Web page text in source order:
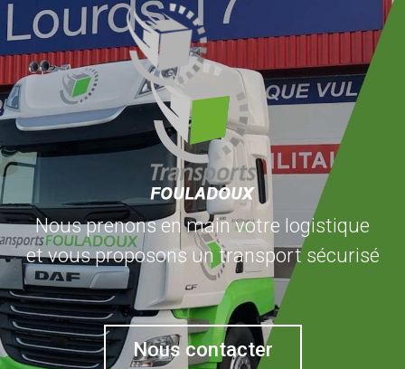
Nous prenons en main votre logistique
et vous proposons un transport sécurisé
Nous contacter